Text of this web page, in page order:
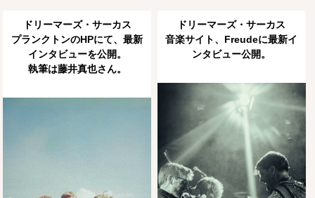
ドリーマーズ・サーカス
プランクトンのHPにて、最新
インタビューを公開。
執筆は藤井真也さん。
ドリーマーズ・サーカス
音楽サイト、Freudeに最新イ
ンタビュー公開。